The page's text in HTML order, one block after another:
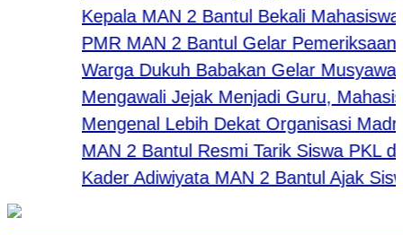
Kepala MAN 2 Bantul Bekali Mahasiswa
PMR MAN 2 Bantul Gelar Pemeriksaan
Warga Dukuh Babakan Gelar
Mengawali Jejak Menjadi Guru,
Mengenal Lebih Dekat Organisasi
MAN 2 Bantul Resmi Tarik Siswa PKL
Kader Adiwiyata MAN 2 Bantul Ajak